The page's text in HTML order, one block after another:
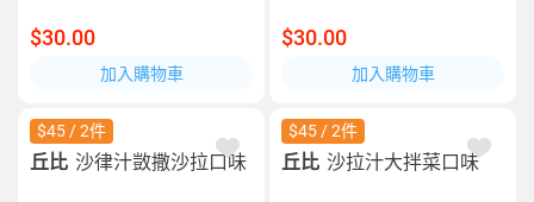
$30.00
加入購物車
$30.00
加入購物車
$45 / 2件
丘比 沙律汁敳撒沙拉口味
$45 / 2件
丘比 沙拉汁大拌菜口味